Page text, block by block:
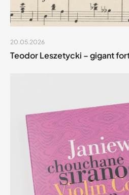
20.05.2026
Teodor Leszetycki – gigant